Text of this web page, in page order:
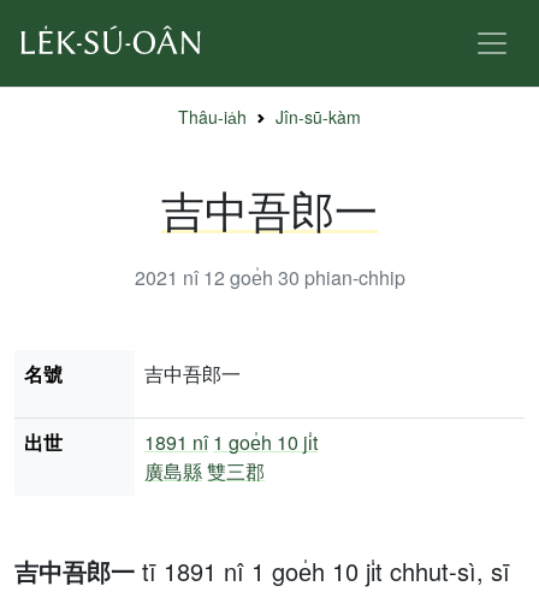
Thâu-ia̍h Jîn-sū-kàm
吉中吾郎一
2021 nî 12 goe̍h 30 phian-chhip
吉中吾郎一 tī 1891 nî 1 goe̍h 10 ji̍t chhut-sì, sī
名號 吉中吾郎一
出世 1891 nî 1 goe̍h 10 ji̍t
廣島縣雙三郡